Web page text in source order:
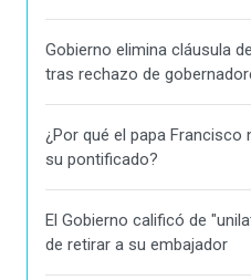
Gobierno elimina cláusula
tras rechazo de
¿Por qué el papa
su pontificado?
El Gobierno calificó de
de retirar a su embajador